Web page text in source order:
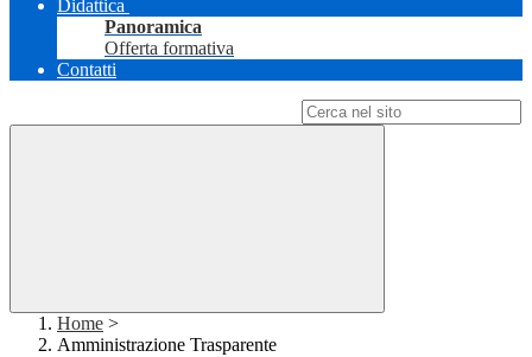
Didattica
Panoramica
Offerta formativa
Contatti
Home >
Amministrazione Trasparente